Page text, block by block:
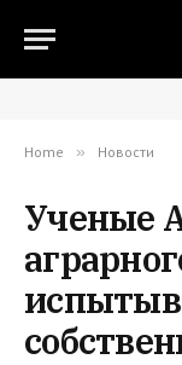
Home » Новости
Ученые